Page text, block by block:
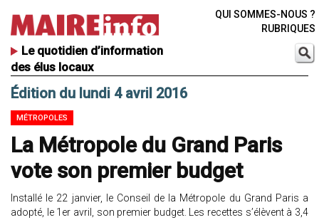
Le quotidien d’information
des élus locaux
QUI SOMMES-NOUS ?
RUBRIQUES
Édition du lundi 4 avril 2016
MÉTROPOLES
La Métropole du Grand Paris
vote son premier budget
Installé le 22 janvier, le Conseil de la Métropole du Grand Paris a
adopté, le 1er avril, son premier budget. Les recettes s’élèvent à 3,4